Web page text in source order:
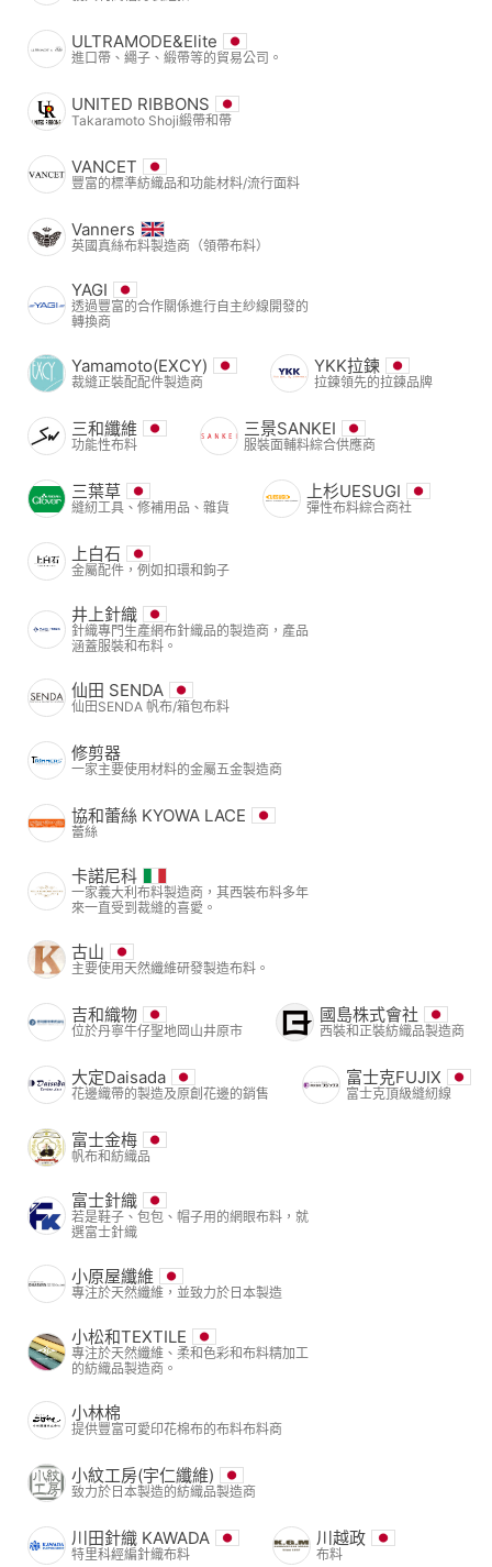
ULTRAMODE&Elite
進口帶、繩子、緞帶等的貿易公司。
UNITED RIBBONS
Takaramoto Shoji緞帶和帶
VANCET
豐富的標準紡織品和功能材料/流行面料
Vanners
英國真絲布料製造商（領帶布料）
YAGI
透過豐富的合作關係進行自主紗線開發的
轉換商
Yamamoto(EXCY)
裁縫正裝配配件製造商
YKK拉鍊
拉鍊領先的拉鍊品牌
三和纖維
功能性布料
三景SANKEI
服裝面輔料綜合供應商
三葉草
縫紉工具、修補用品、雜貨
上杉UESUGI
彈性布料綜合商社
上白石
金屬配件，例如扣環和鉤子
井上針織
針織專門生產網布針織品的製造商，產品
涵蓋服裝和布料。
仙田 SENDA
仙田SENDA 帆布/箱包布料
修剪器
一家主要使用材料的金屬五金製造商
協和蕾絲 KYOWA LACE
蕾絲
卡諾尼科
一家義大利布料製造商，其西裝布料多年
來一直受到裁縫的喜愛。
古山
主要使用天然纖維研發製造布料。
吉和織物
位於丹寧牛仔聖地岡山井原市
國島株式會社
西裝和正裝紡織品製造商
大定Daisada
花邊織帶的製造及原創花邊的銷售
富士克FUJIX
富士克頂級縫紉線
富士金梅
帆布和紡織品
富士針織
若是鞋子、包包、帽子用的網眼布料，就
選富士針織
小原屋纖維
專注於天然纖維，並致力於日本製造
小松和TEXTILE
專注於天然纖維、柔和色彩和布料精加工
的紡織品製造商。
小林棉
提供豐富可愛印花棉布的布料布料商
小紋工房(宇仁纖維)
致力於日本製造的紡織品製造商
川田針織 KAWADA
特里科經編針織布料
川越政
布料